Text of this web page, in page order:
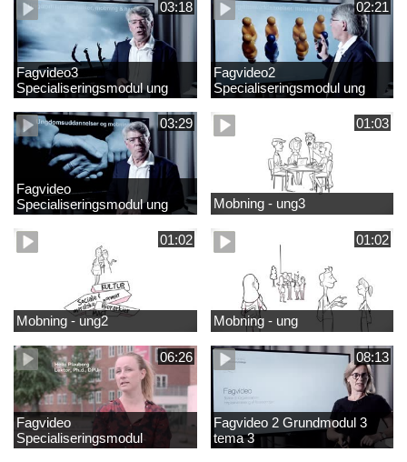
03:18
Fagvideo3
Specialiseringsmodul ung
02:21
Fagvideo2
Specialiseringsmodul ung
03:29
Fagvideo
Specialiseringsmodul ung
01:03
Mobning - ung3
01:02
Mobning - ung2
01:02
Mobning - ung
06:26
Fagvideo
Specialiseringsmodul
Grundskole
08:13
Fagvideo 2 Grundmodul 3
tema 3